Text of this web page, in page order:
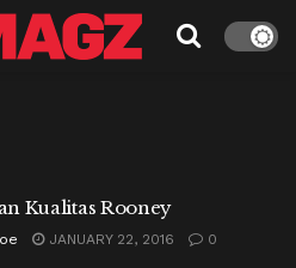
Kualitas Rooney
JANUARY 22, 2016 0